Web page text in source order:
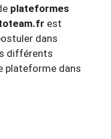
plateformes
est
dans
différents
plateforme dans